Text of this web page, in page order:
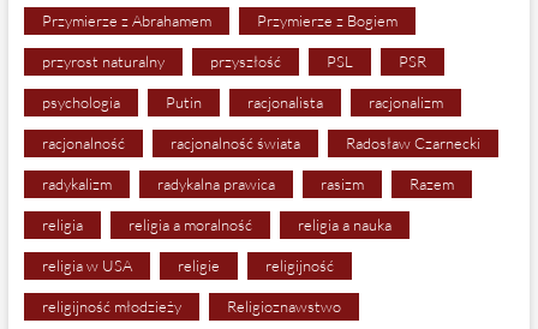
Przymierze z Abrahamem Przymierze z Bogiem
przyrost naturalny przyszłość PSL PSR
psychologia Putin racjonalista racjonalizm
racjonalność racjonalność świata Radosław Czarnecki
radykalizm radykalna prawica rasizm Razem
religia religia a moralność religia a nauka
religia w USA religie religijność
religijność młodzieży Religioznawstwo